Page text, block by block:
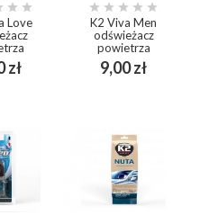
 
Love
złCena
    
K2 Viva Men
odświeżacz
powietrza
9,00 złCena